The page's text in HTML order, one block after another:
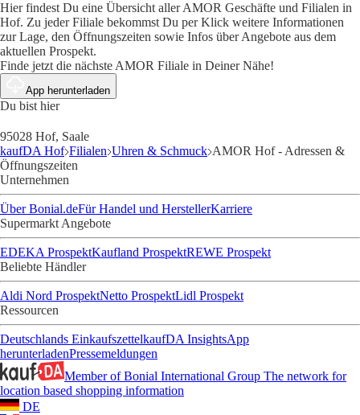
Hier findest Du eine Übersicht aller AMOR Geschäfte und Filialen in
Hof. Zu jeder Filiale bekommst Du per Klick weitere Informationen
zur Lage, den Öffnungszeiten sowie Infos über Angebote aus dem
aktuellen Prospekt.
Finde jetzt die nächste AMOR Filiale in Deiner Nähe!
App herunterladen
Du bist hier
95028 Hof, Saale
kaufDA Hof Filialen Uhren & Schmuck AMOR Hof - Adressen &
Öffnungszeiten
Unternehmen
Über Bonial.deFür Handel und HerstellerKarriere
Supermarkt Angebote
EDEKA ProspektKaufland ProspektREWE Prospekt
Beliebte Händler
Aldi Nord ProspektNetto ProspektLidl Prospekt
Ressourcen
Deutschlands EinkaufszettelkaufDA InsightsApp
herunterladenPressemeldungen
Member of Bonial International Group The network for
location based shopping information
DE